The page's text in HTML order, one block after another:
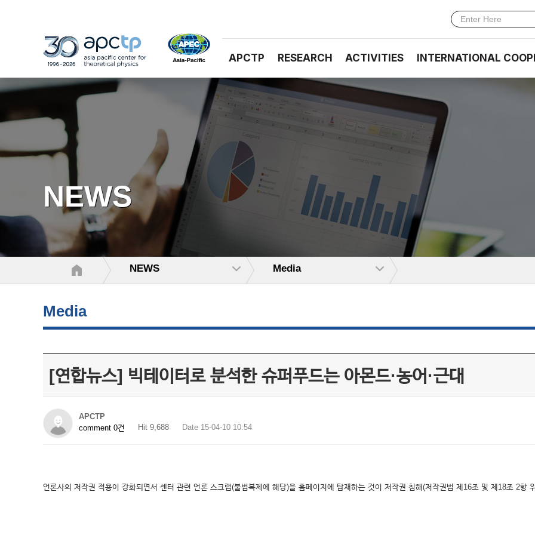
APCTP RESEARCH ACTIVITIES INTERNATIONAL
NEWS
NEWS Media
Media
[연합뉴스] 빅테이터로 분석한 슈퍼푸드는 아몬드·농어·근대
APCTP
comment 0건
Hit 9,688 Date 15-04-10 10:54
언론사의 저작권 적용이 강화되면서 센터 관련 언론 스크랩(불법복제에 해당)을 홈페이지에 탑재하는 것이 저작권 침해(저작권법 제16조 및 제18조 2항